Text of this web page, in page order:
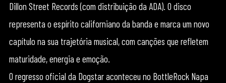
Dillon Street Records (com distribuição da ADA). O disco
representa o espírito californiano da banda e marca um novo
capítulo na sua trajetória musical, com canções que refletem
maturidade, energia e emoção.
O regresso oficial da Dogstar aconteceu no BottleRock Napa